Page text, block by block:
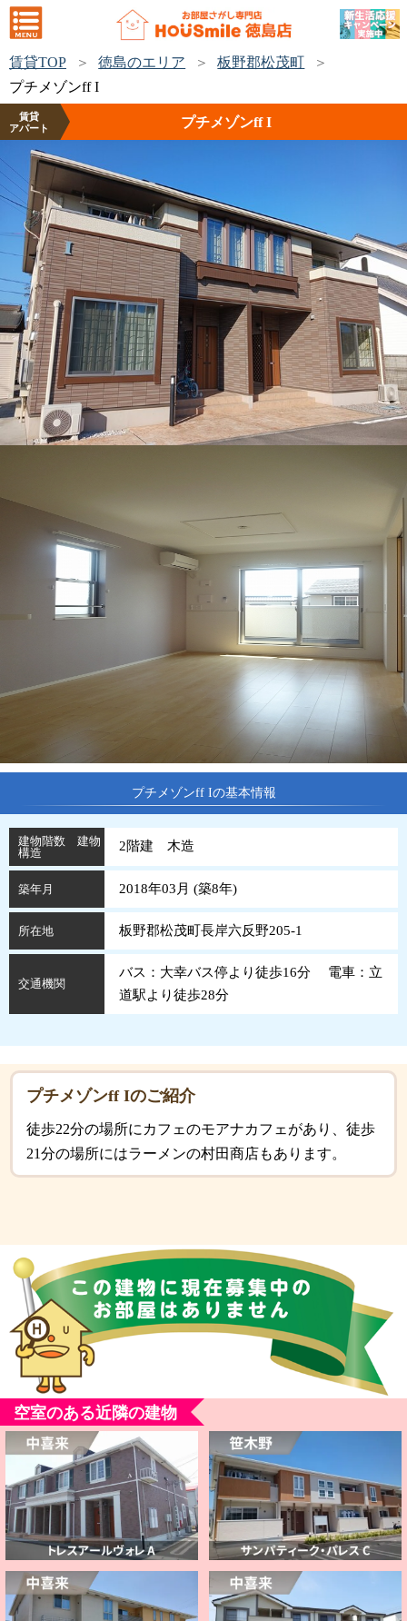
賃貸TOP 徳島のエリア
板野郡松茂町
プチメゾンff I
賃貸
アパート
プチメゾンff I
プチメゾンff Iの基本情報
建物階数 建物
構造
2階建 木造
築年月 2018年03月 (築8年)
所在地 板野郡松茂町長岸六反野205-1
交通機関
バス：大幸バス停より徒歩16分 電車：立
道駅より徒歩28分
プチメゾンff Iのご紹介
徒歩22分の場所にカフェのモアナカフェがあり、徒歩
21分の場所にはラーメンの村田商店もあります。
空室のある近隣の建物